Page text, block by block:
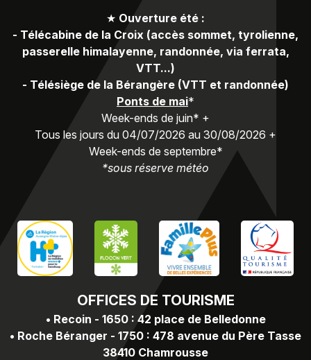
OFFICES DE TOURISME
• Recoin - 1650 : 42 place de Belledonne
• Roche Béranger - 1750 : 478 avenue du Père Tasse
38410 Chamrousse
★ Ouverture été :
- Télécabine de la Croix (accès sommet, tyrolienne,
passerelle himalayenne, randonnée, via ferrata,
VTT...)
- Télésiège de la Bérangère (VTT et randonnée)
Ponts de mai*
Week-ends de juin* +
Tous les jours du 04/07/2026 au 30/08/2026 +
Week-ends de septembre*
*sous réserve météo